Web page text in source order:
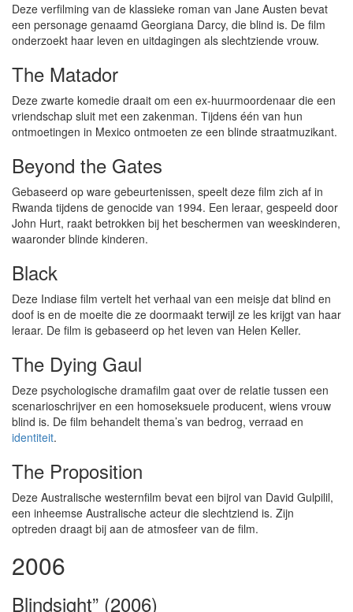
Deze verfilming van de klassieke roman van Jane Austen bevat
een personage genaamd Georgiana Darcy, die blind is. De film
onderzoekt haar leven en uitdagingen als slechtziende vrouw.
The Matador
Deze zwarte komedie draait om een ex-huurmoordenaar die een
vriendschap sluit met een zakenman. Tijdens één van hun
ontmoetingen in Mexico ontmoeten ze een blinde straatmuzikant.
Beyond the Gates
Gebaseerd op ware gebeurtenissen, speelt deze film zich af in
Rwanda tijdens de genocide van 1994. Een leraar, gespeeld door
John Hurt, raakt betrokken bij het beschermen van weeskinderen,
waaronder blinde kinderen.
Black
Deze Indiase film vertelt het verhaal van een meisje dat blind en
doof is en de moeite die ze doormaakt terwijl ze les krijgt van haar
leraar. De film is gebaseerd op het leven van Helen Keller.
The Dying Gaul
Deze psychologische dramafilm gaat over de relatie tussen een
scenarioschrijver en een homoseksuele producent, wiens vrouw
blind is. De film behandelt thema’s van bedrog, verraad en
identiteit.
The Proposition
Deze Australische westernfilm bevat een bijrol van David Gulpilil,
een inheemse Australische acteur die slechtziend is. Zijn
optreden draagt bij aan de atmosfeer van de film.
2006
Blindsight” (2006)